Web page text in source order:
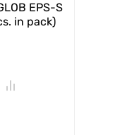
EPS-S
in pack)